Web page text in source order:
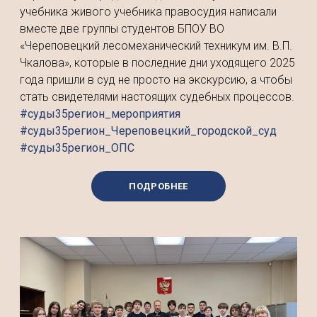
учебника живого учебника правосудия написали
вместе две группы студентов БПОУ ВО
«Череповецкий лесомеханический техникум им. В.П.
Чкалова», которые в последние дни уходящего 2025
года пришли в суд не просто на экскурсию, а чтобы
стать свидетелями настоящих судебных процессов.
#суды35регион_мероприятия
#суды35регион_Череповецкий_городской_суд
#суды35регион_ОПС
ПОДРОБНЕЕ